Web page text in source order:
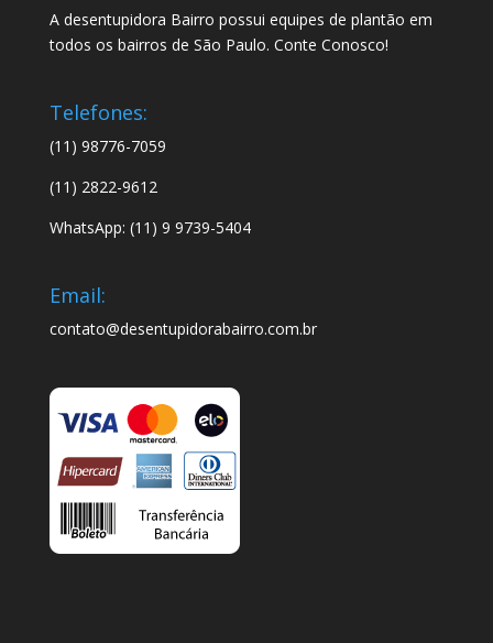
A desentupidora Bairro possui equipes de plantão em
todos os bairros de São Paulo. Conte Conosco!
Telefones:
(11) 98776-7059
(11) 2822-9612
WhatsApp: (11) 9 9739-5404
Email:
contato@desentupidorabairro.com.br